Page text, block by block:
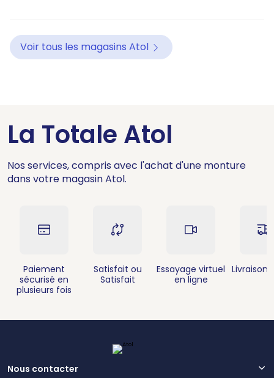
Voir tous les magasins Atol
La Totale Atol
Nos services, compris avec l'achat d'une monture
dans votre magasin Atol.
Paiement
sécurisé en
plusieurs fois
Satisfait ou
Satisfait
Essayage virtuel
en ligne
Livraison
Nous contacter